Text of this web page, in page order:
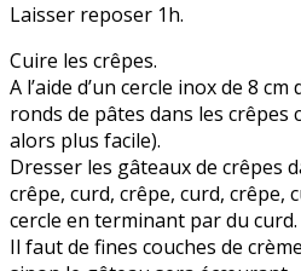
Laisser reposer 1h.
Cuire les crêpes.
A l’aide d’un cercle inox de 8
ronds de pâtes dans les crêpes
alors plus facile).
Dresser les gâteaux de crêpes
crêpe, curd, crêpe, curd, crêpe,
cercle en terminant par du curd.
Il faut de fines couches de